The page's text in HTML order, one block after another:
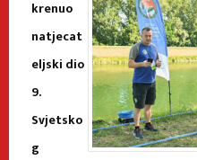
krenuo
natjecat
eljski dio
9.
Svjetsko
g